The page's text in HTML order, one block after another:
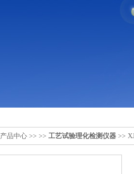
产品中心 >> >> 工艺试验理化检测仪器 >>